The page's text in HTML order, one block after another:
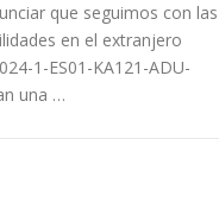
que seguimos con las
en el extranjero
1-ES01-KA121-ADU-
una …